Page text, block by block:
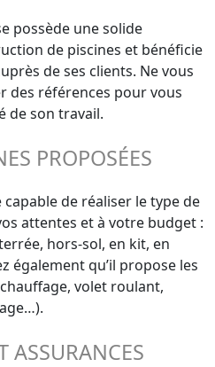
possède une solide
de piscines et bénéficie
de ses clients. Ne vous
des références pour vous
de son travail.
PROPOSÉES
de réaliser le type de
attentes et à votre budget :
hors-sol, en kit, en
également qu’il propose les
volet roulant,
ASSURANCES